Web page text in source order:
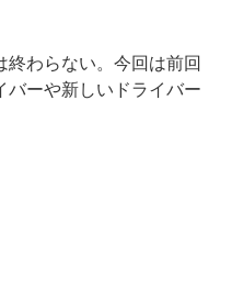
終わらない。今回は前回
バーや新しいドライバー